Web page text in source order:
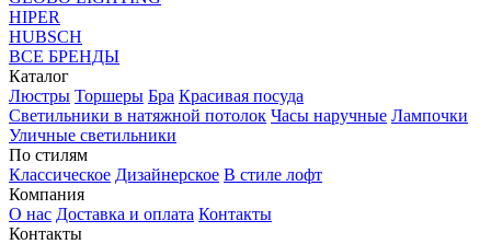
HIPER
HUBSCH
ВСЕ БРЕНДЫ
Каталог
Люстры Торшеры Бра Красивая посуда
Светильники в натяжной потолок Часы наручные Лампочки
Уличные светильники
По стилям
Классическое Дизайнерское В стиле лофт
Компания
О нас Доставка и оплата Контакты
Контакты